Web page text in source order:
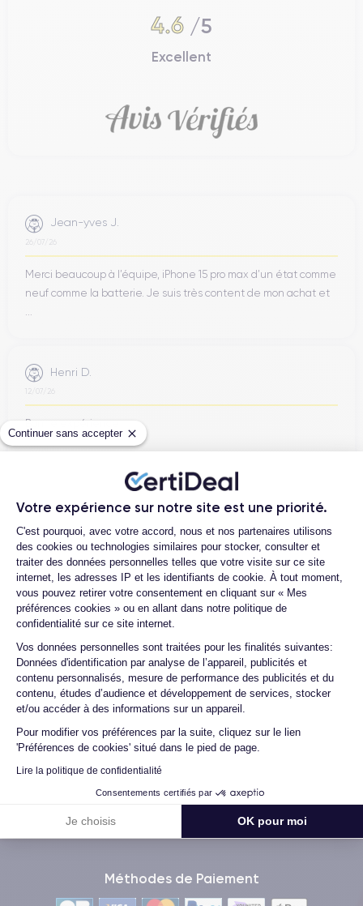
Continuer sans accepter
Votre expérience sur notre site est une priorité.
Plateforme de Gestion du
C'est pourquoi, avec votre accord, nous et nos partenaires utilisons
des cookies ou technologies similaires pour stocker, consulter et
traiter des données personnelles telles que votre visite sur ce site
internet, les adresses IP et les identifiants de cookie. À tout moment,
vous pouvez retirer votre consentement en cliquant sur « Mes
préférences cookies » ou en allant dans notre politique de
confidentialité sur ce site internet.
Vos données personnelles sont traitées pour les finalités suivantes:
Données d'identification par analyse de l’appareil, publicités et
contenu personnalisés, mesure de performance des publicités et du
contenu, études d’audience et développement de services, stocker
et/ou accéder à des informations sur un appareil.
Pour modifier vos préférences par la suite, cliquez sur le lien
'Préférences de cookies' situé dans le pied de page.
Lire la politique de confidentialité
Consentements certifiés par
Je choisis OK pour moi
Axeptio consent
4.6 /5
Excellent
Jean-yves J.
26/07/26
Merci beaucoup à l’équipe, iPhone 15 pro max d’un état comme
neuf comme la batterie. Je suis très content de mon achat et
Henri D.
12/07/26
Bonne expérience
Ambroise V.
Franchement super content ! J'ai acheté mon iPhone 14 Pro
chez eux et rien à redire, il est nickel. La batterie a été
changée ...
Marc B.
09/07/26
Très bien, service impeccable, satisfait de mon achat. Je
Voir tous les avis
Méthodes de Paiement